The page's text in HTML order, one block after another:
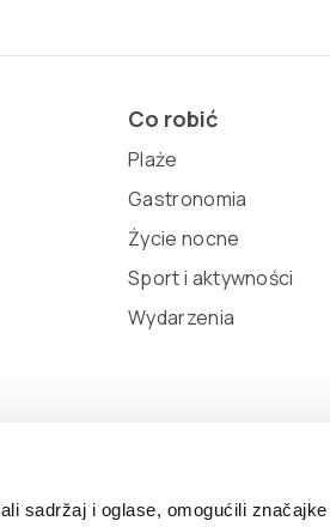
sadržaj i oglase, omogućili
Co robić
Plaże
Gastronomia
Życie nocne
Sport i aktywności
Wydarzenia